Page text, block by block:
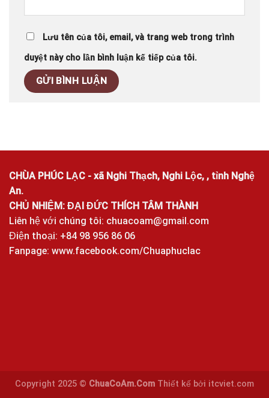
Lưu tên của tôi, email, và trang web trong trình
duyệt này cho lần bình luận kế tiếp của tôi.
CHÙA PHÚC LẠC - xã Nghi Thạch, Nghi Lộc, , tỉnh Nghệ
An.
CHỦ NHIỆM: ĐẠI ĐỨC THÍCH TÂM THÀNH
Liên hệ với chúng tôi: chuacoam@gmail.com
Điện thoại: +84 98 956 86 06
Fanpage: www.facebook.com/Chuaphuclac
Copyright 2025 © ChuaCoAm.Com Thiết kế bởi itcviet.com